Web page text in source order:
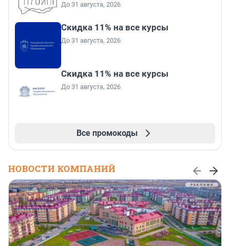
До 31 августа, 2026
Скидка 11% на все курсы
До 31 августа, 2026
Скидка 11% на все курсы
До 31 августа, 2026
Все промокоды
НОВОСТИ КОМПАНИЙ